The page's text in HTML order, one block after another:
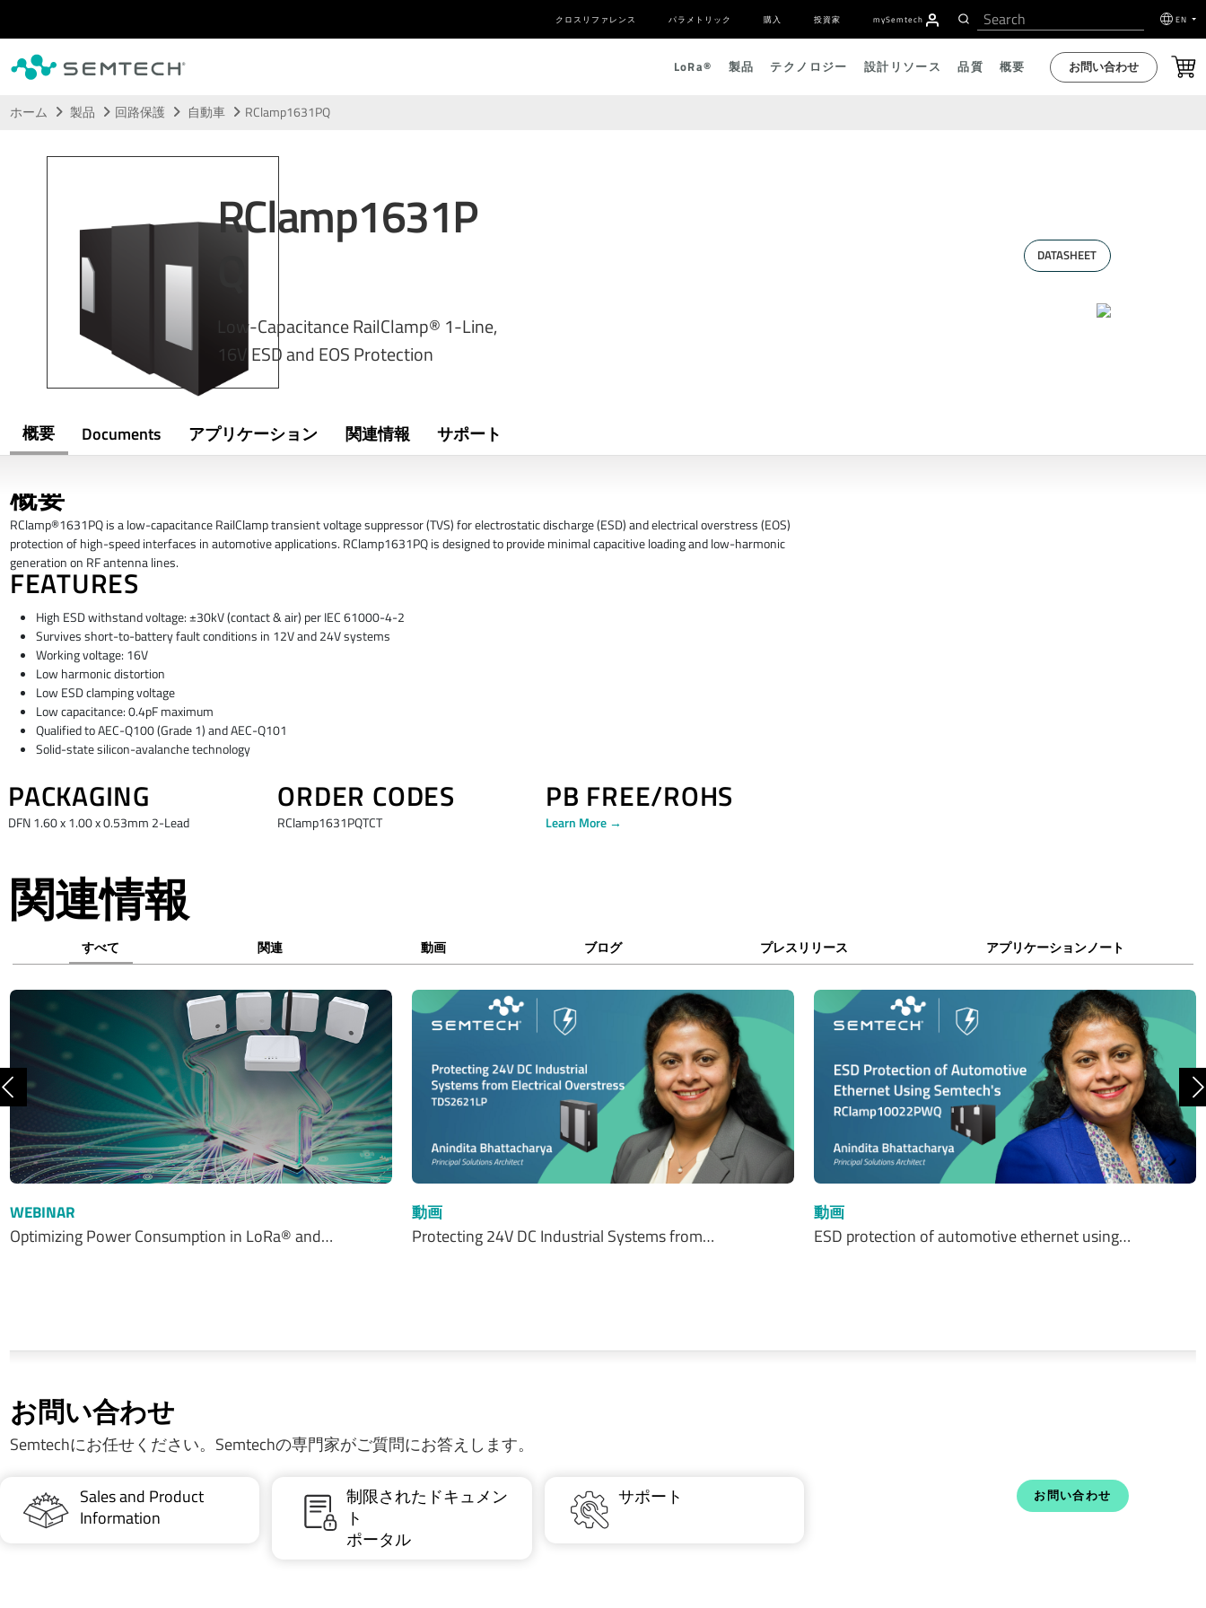
メインコンテンツにスキップ
クロスリファレンス パラメトリック 購入 投資家 mySemtech EN
LoRa® 製品 テクノロジー 設計リソース 品質 概要 お問い合わせ
ホーム 製品 回路保護 自動車 RClamp1631PQ
RClamp1631P
Low-Capacitance RailClamp® 1-Line,
16V ESD and EOS Protection
DATASHEET
概要 Documents アプリケーション 関連情報 サポート
概要
RClamp®1631PQ is a low-capacitance RailClamp transient voltage suppressor (TVS) for electrostatic discharge (ESD) and electrical overstress (EOS)
protection of high-speed interfaces in automotive applications. RClamp1631PQ is designed to provide minimal capacitive loading and low-harmonic
generation on RF antenna lines.
FEATURES
High ESD withstand voltage: ±30kV (contact & air) per IEC 61000-4-2
Survives short-to-battery fault conditions in 12V and 24V systems
Working voltage: 16V
Low harmonic distortion
Low ESD clamping voltage
Low capacitance: 0.4pF maximum
Qualified to AEC-Q100 (Grade 1) and AEC-Q101
Solid-state silicon-avalanche technology
PACKAGING
DFN 1.60 x 1.00 x 0.53mm 2-Lead
ORDER CODES
RClamp1631PQTCT
PB FREE/ROHS
Learn More →
関連情報
すべて 関連 動画 ブログ プレスリリース アプリケーションノート
WEBINAR
Optimizing Power Consumption in LoRa® and…
動画
Protecting 24V DC Industrial Systems from…
動画
ESD protection of automotive ethernet using…
前へ
お問い合わせ
Semtechにお任せください。Semtechの専門家がご質問にお答えします。
Sales and Product
Information
制限されたドキュメン
ト
ポータル
サポート お問い合わせ